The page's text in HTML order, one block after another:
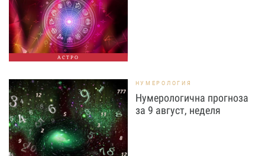
АСТРО
НУМЕРОЛОГИЯ
Нумерологична прогноза
за 9 август, неделя